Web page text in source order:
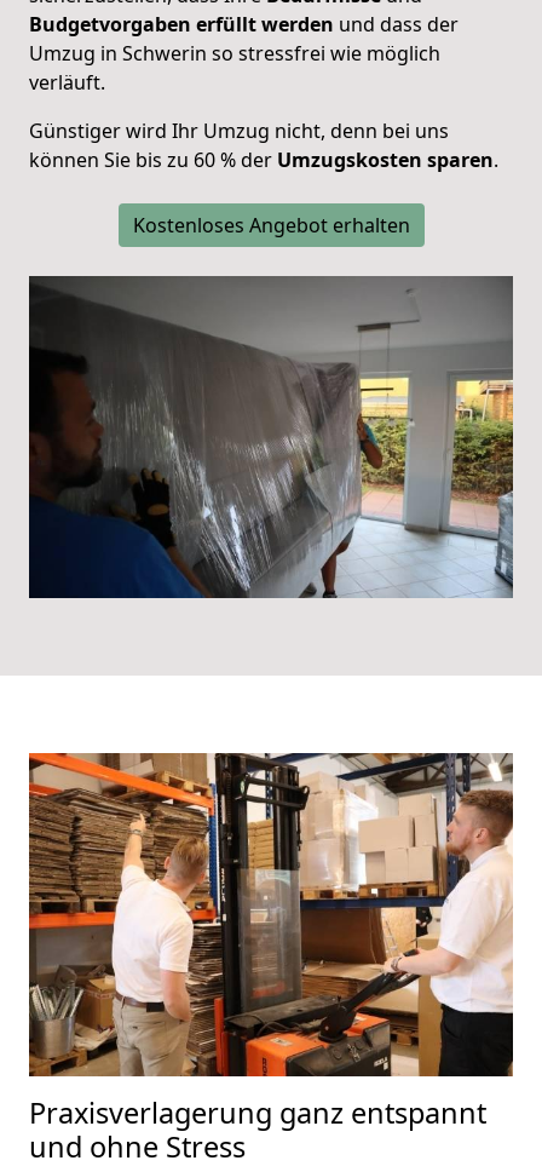
Budgetvorgaben erfülltwerden und dass der
Umzug in Schwerin so stressfrei wie möglich
verläuft.
Günstiger wird Ihr Umzug nicht, denn bei uns
können Sie bis zu 60 % der Umzugskosten sparen.
Kostenloses Angebot erhalten
Praxisverlagerung ganz entspannt
und ohne Stress